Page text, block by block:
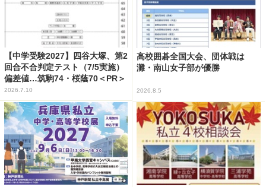
【中学受験2027】四谷大塚、第2
回合不合判定テスト（7/5実施）
偏差値…筑駒74・桜蔭70＜PR＞
2026.7.10
高校囲碁全国大会、団体戦は
灘・南山女子部が優勝
2026.8.5